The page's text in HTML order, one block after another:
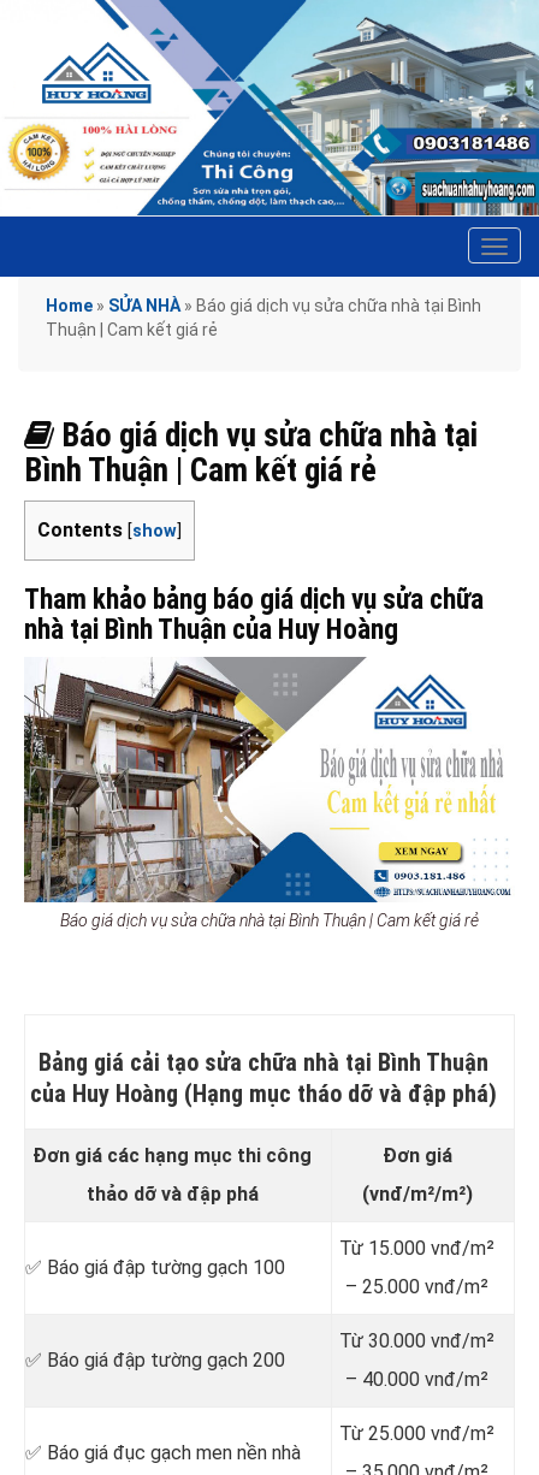
Home » SỬA NHÀ » Báo giá dịch vụ sửa chữa nhà tại Bình
Thuận | Cam kết giá rẻ
Báo giá dịch vụ sửa chữa nhà tại
Bình Thuận | Cam kết giá rẻ
Contents [show]
Tham khảo bảng báo giá dịch vụ sửa chữa
nhà tại Bình Thuận của Huy Hoàng
Báo giá dịch vụ sửa chữa nhà tại Bình Thuận | Cam kết giá rẻ
Bảng giá cải tạo sửa chữa nhà tại Bình Thuận
của Huy Hoàng (Hạng mục tháo dỡ và đập phá)
Đơn giá các hạng mục thi công
thảo dỡ và đập phá
Đơn giá
(vnđ/m²/m²)
✅ Báo giá đập tường gạch 100
Từ 15.000 vnđ/m²
– 25.000 vnđ/m²
✅ Báo giá đập tường gạch 200
Từ 30.000 vnđ/m²
– 40.000 vnđ/m²
✅ Báo giá đục gạch men nền nhà
Từ 25.000 vnđ/m²